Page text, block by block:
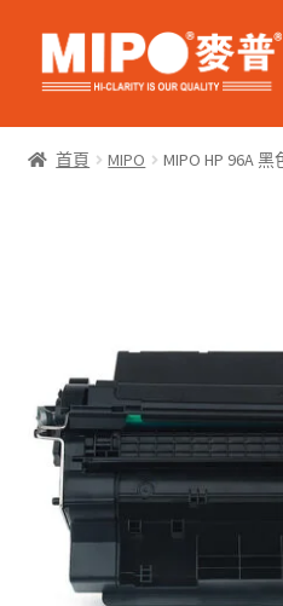
Skip
to
Skip
to
網上購物
我的帳戶
首頁 MIPO MIPO HP 96A